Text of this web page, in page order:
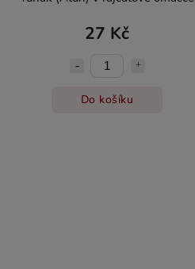
27 Kč
Do košíku